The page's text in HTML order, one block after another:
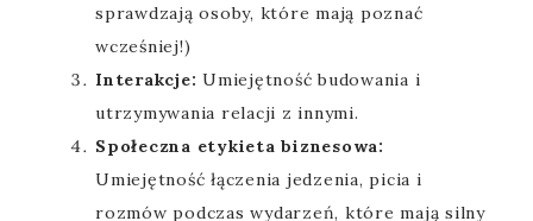
sprawdzają osoby, które mają poznać
wcześniej!)
Interakcje: Umiejętność budowania i
utrzymywania relacji z innymi.
Społeczna etykieta biznesowa:
Umiejętność łączenia jedzenia, picia i
rozmów podczas wydarzeń, które mają silny